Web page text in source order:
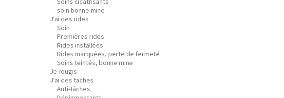
soin bonne mine
J'ai des rides
Soin
Premières rides
Rides installées
Rides marquées, perte de fermeté
Soins teintés, bonne mine
Je rougis
J'ai des taches
Anti-tâches